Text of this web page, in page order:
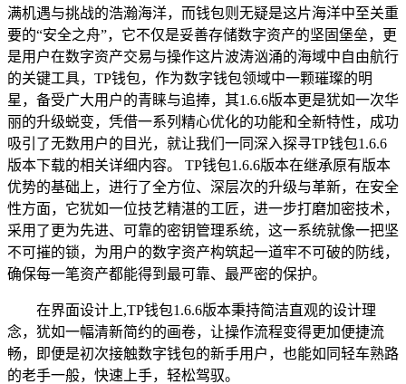
满机遇与挑战的浩瀚海洋，而钱包则无疑是这片海洋中至关重
要的“安全之舟”，它不仅是妥善存储数字资产的坚固堡垒，更
是用户在数字资产交易与操作这片波涛汹涌的海域中自由航行
的关键工具，TP钱包，作为数字钱包领域中一颗璀璨的明
星，备受广大用户的青睐与追捧，其1.6.6版本更是犹如一次华
丽的升级蜕变，凭借一系列精心优化的功能和全新特性，成功
吸引了无数用户的目光，就让我们一同深入探寻TP钱包1.6.6
版本下载的相关详细内容。 TP钱包1.6.6版本在继承原有版本
优势的基础上，进行了全方位、深层次的升级与革新，在安全
性方面，它犹如一位技艺精湛的工匠，进一步打磨加密技术，
采用了更为先进、可靠的密钥管理系统，这一系统就像一把坚
不可摧的锁，为用户的数字资产构筑起一道牢不可破的防线，
确保每一笔资产都能得到最可靠、最严密的保护。
在界面设计上,TP钱包1.6.6版本秉持简洁直观的设计理
念，犹如一幅清新简约的画卷，让操作流程变得更加便捷流
畅，即便是初次接触数字钱包的新手用户，也能如同轻车熟路
的老手一般，快速上手，轻松驾驭。